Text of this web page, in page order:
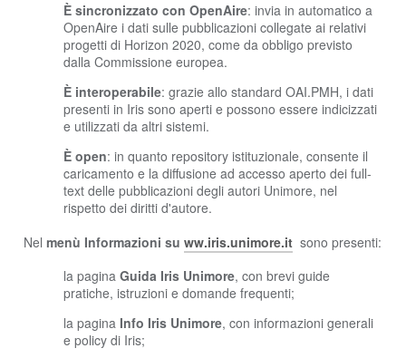
È sincronizzato con OpenAire: invia in automatico a
OpenAire i dati sulle pubblicazioni collegate ai relativi
progetti di Horizon 2020, come da obbligo previsto
dalla Commissione europea.
È interoperabile: grazie allo standard OAI.PMH, i dati
presenti in Iris sono aperti e possono essere indicizzati
e utilizzati da altri sistemi.
È open: in quanto repository istituzionale, consente il
caricamento e la diffusione ad accesso aperto dei full-
text delle pubblicazioni degli autori Unimore, nel
rispetto dei diritti d'autore.
Nel menù Informazioni su ww.iris.unimore.it sono presenti:
la paginaGuida Iris Unimore, con brevi guide
pratiche, istruzioni e domande frequenti;
la pagina Info Iris Unimore, con informazioni generali
e policy di Iris;